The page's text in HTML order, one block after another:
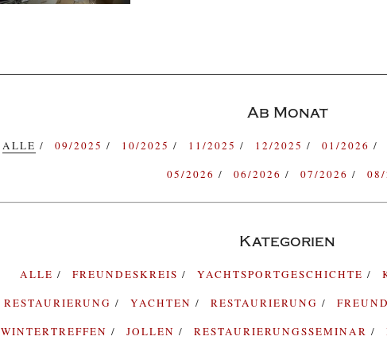
Ab Monat
ALLE 09/2025 10/2025 11/2025 12/2025 01/2026
05/2026
06/2026 07/2026
Kategorien
ALLE FREUNDESKREIS YACHTSPORTGESCHICHTE
RESTAURIERUNG
YACHTEN RESTAURIERUNG
WINTERTREFFEN
JOLLEN RESTAURIERUNGSSEMINAR